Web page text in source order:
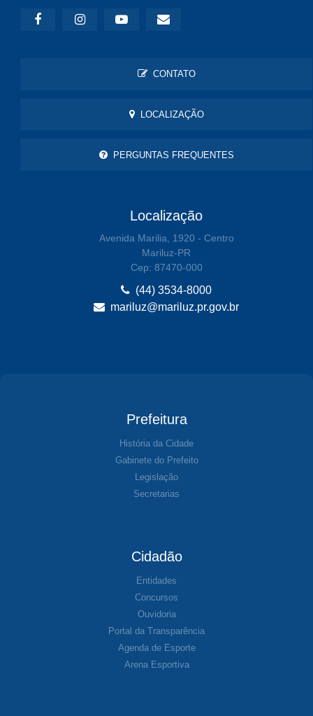
CONTATO
LOCALIZAÇÃO
PERGUNTAS FREQUENTES
Localização
Avenida Marilia, 1920 - Centro
Mariluz-PR
Cep: 87470-000
(44) 3534-8000
mariluz@mariluz.pr.gov.br
Prefeitura
História da Cidade
Gabinete do Prefeito
Legislação
Secretarias
Cidadão
Entidades
Concursos
Ouvidoria
Portal da Transparência
Agenda de Esporte
Arena Esportiva